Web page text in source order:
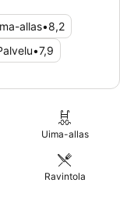
allas•8,2
•7,9
Uima-allas
Ravintola